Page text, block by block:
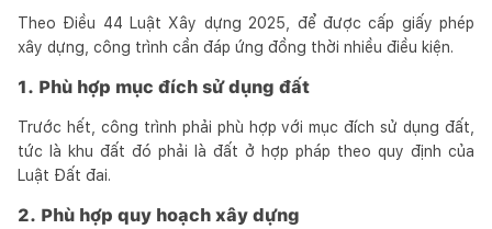
Theo Điều 44 Luật Xây dựng 2025, để được cấp giấy phép
xây dựng, công trình cần đáp ứng đồng thời nhiều điều kiện.
1. Phù hợp mục đích sử dụng đất
Trước hết, công trình phải phù hợp với mục đích sử dụng đất,
tức là khu đất đó phải là đất ở hợp pháp theo quy định của
Luật Đất đai.
2. Phù hợp quy hoạch xây dựng